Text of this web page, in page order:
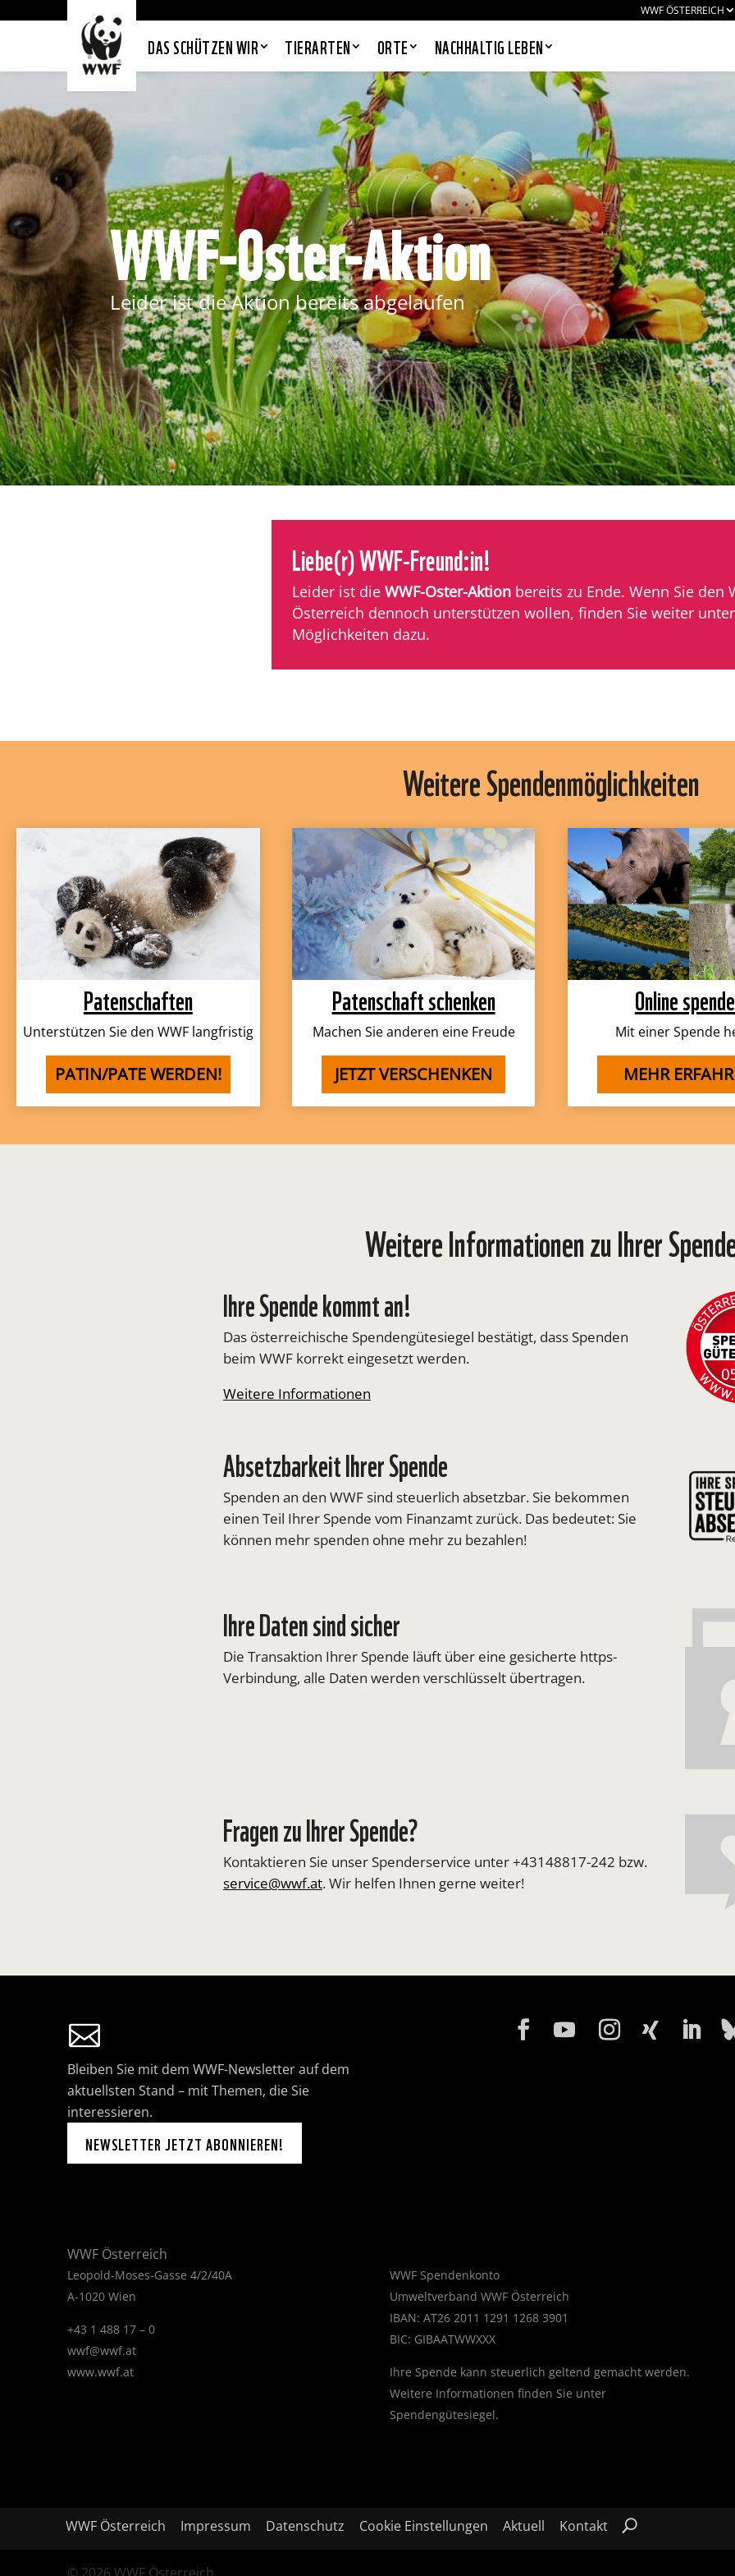
WWF ÖSTERREICH
DAS SCHÜTZEN WIR TIERARTEN ORTE NACHHALTIG LEBEN
WWF-Oster-Aktion
Leider ist die Aktion bereits abgelaufen
Liebe(r) WWF-Freund:in!
Leider ist die WWF-Oster-Aktionbereits zu Ende. Wenn Sie den
Österreich dennoch unterstützen wollen, finden Sie weiter
Möglichkeiten dazu.
Weitere Spendenmöglichkeiten
Patenschaften
Unterstützen Sie den WWF langfristig
PATIN/PATE WERDEN!
Patenschaft schenken
Machen Sie anderen eine Freude
JETZT VERSCHENKEN
Online
Mit einer Spende
MEHR
Weitere Informationen zu Ihrer
Ihre Spende kommt an!
Das österreichische Spendengütesiegel bestätigt, dass Spenden
beim WWF korrekt eingesetzt werden.
Weitere Informationen
Absetzbarkeit Ihrer Spende
Spenden an den WWF sind steuerlich absetzbar. Sie bekommen
einen Teil Ihrer Spende vom Finanzamt zurück. Das bedeutet: Sie
können mehr spenden ohne mehr zu bezahlen!
Ihre Daten sind sicher
Die Transaktion Ihrer Spende läuft über eine gesicherte https-
Verbindung, alle Daten werden verschlüsselt übertragen.
Fragen zu Ihrer Spende?
Kontaktieren Sie unser Spenderservice unter +43148817-242 bzw.
service@wwf.at. Wir helfen Ihnen gerne weiter!
Bleiben Sie mit dem WWF-Newsletter auf dem
aktuellsten Stand – mit Themen, die Sie
interessieren.
NEWSLETTER JETZT ABONNIEREN!
WWF Österreich
Leopold-Moses-Gasse 4/2/40A
A-1020 Wien
+43 1 488 17 – 0
wwf@wwf.at
www.wwf.at
WWF Spendenkonto
Umweltverband WWF Österreich
IBAN: AT26 2011 1291 1268 3901
BIC: GIBAATWWXXX
Ihre Spende kann steuerlich geltend gemacht werden.
Weitere Informationen finden Sie unter
Spendengütesiegel.
WWF Österreich Impressum Datenschutz Cookie Einstellungen Aktuell Kontakt
PANDAS LIEBEN COOKIES, WIR
AUCH!
Cookies helfen unser Angebot
nutzerfreundlich zu gestalten & erlauben
uns eine Analyse der Zugriffe auf die
Website. Infos dazu findest du in unserer
Datenschutzerklärung. Unter
Einstellungen kannst du verwalten,
welche Art von Cookies gesetzt werden.
Deine Auswahl kannst du über den
entsprechenden Link im Footer der
Website jederzeit widerrufen.